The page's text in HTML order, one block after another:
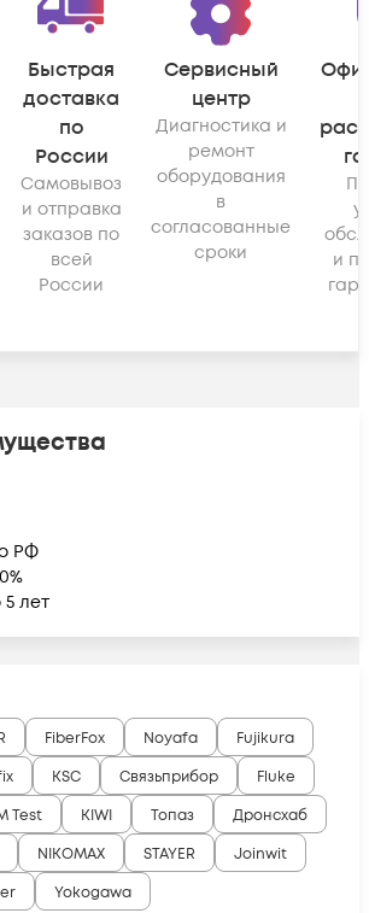
Быстрая
доставка
по
России
Самовывоз
и отправка
заказов по
всей
России
Сервисный
центр
Диагностика и
ремонт
оборудования
в
согласованные
сроки
и
РФ
5 лет
FiberFox Noyafa
Fujikura
KSC Связьприбор
Fluke
Test KIWI Топаз
Дронсхаб
NIKOMAX STAYER
Joinwit
Yokogawa